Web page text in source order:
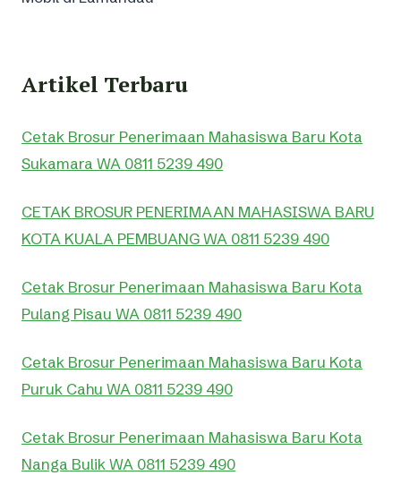
Artikel Terbaru
Cetak Brosur Penerimaan Mahasiswa Baru Kota
Sukamara WA 0811 5239 490
CETAK BROSUR PENERIMAAN MAHASISWA BARU
KOTA KUALA PEMBUANG WA 0811 5239 490
Cetak Brosur Penerimaan Mahasiswa Baru Kota
Pulang Pisau WA 0811 5239 490
Cetak Brosur Penerimaan Mahasiswa Baru Kota
Puruk Cahu WA 0811 5239 490
Cetak Brosur Penerimaan Mahasiswa Baru Kota
Nanga Bulik WA 0811 5239 490